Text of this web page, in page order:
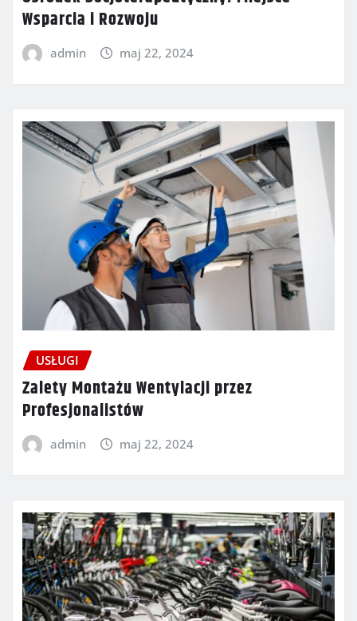
Wsparcia i Rozwoju
admin maj 22, 2024
USŁUGI
Zalety Montażu Wentylacji przez
Profesjonalistów
admin maj 22, 2024